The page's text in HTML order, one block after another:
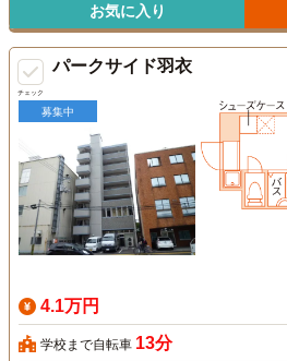
お気に入り
チェック
パークサイド羽衣
募集中
4.1万円
学校まで自転車 13分